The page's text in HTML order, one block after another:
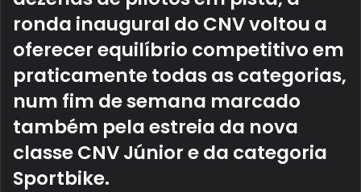
ronda inaugural do CNV voltou a
oferecer equilíbrio competitivo em
praticamente todas as categorias,
num fim de semana marcado
também pela estreia da nova
classe CNV Júnior e da categoria
Sportbike.